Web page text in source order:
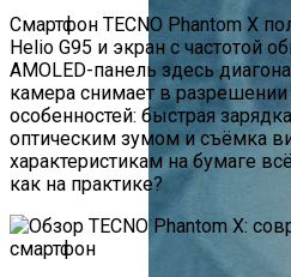
Смартфон TECNO Phantom X
Helio G95 и экран с частотой
AMOLED-панель здесь
камера снимает в
особенностей: быстрая
оптическим зумом и съёмка
характеристикам на бумаге
как на практике?